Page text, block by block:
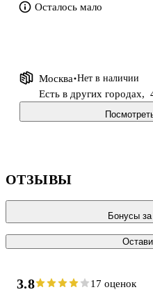
В основе — принципы, которые
Осталось мало
Москва Нет в наличии
Есть в других городах,
ОТЗЫВЫ
Бонусы
3.8 17 оценок